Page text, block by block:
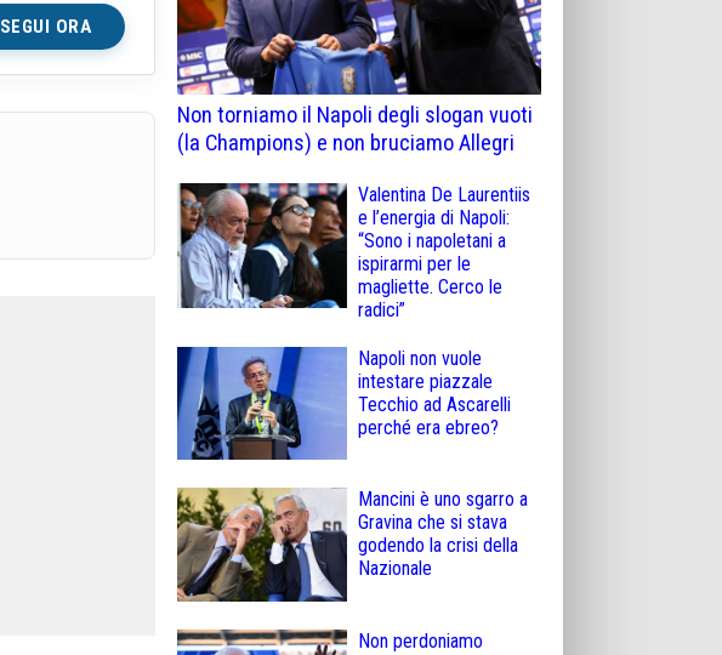
SEGUI ORA
Non torniamo il Napoli degli slogan vuoti
(la Champions) e non bruciamo Allegri
Valentina De Laurentiis
e l’energia di Napoli:
“Sono i napoletani a
ispirarmi per le
magliette. Cerco le
radici”
Napoli non vuole
intestare piazzale
Tecchio ad Ascarelli
perché era ebreo?
Mancini è uno sgarro a
Gravina che si stava
godendo la crisi della
Nazionale
Non perdoniamo